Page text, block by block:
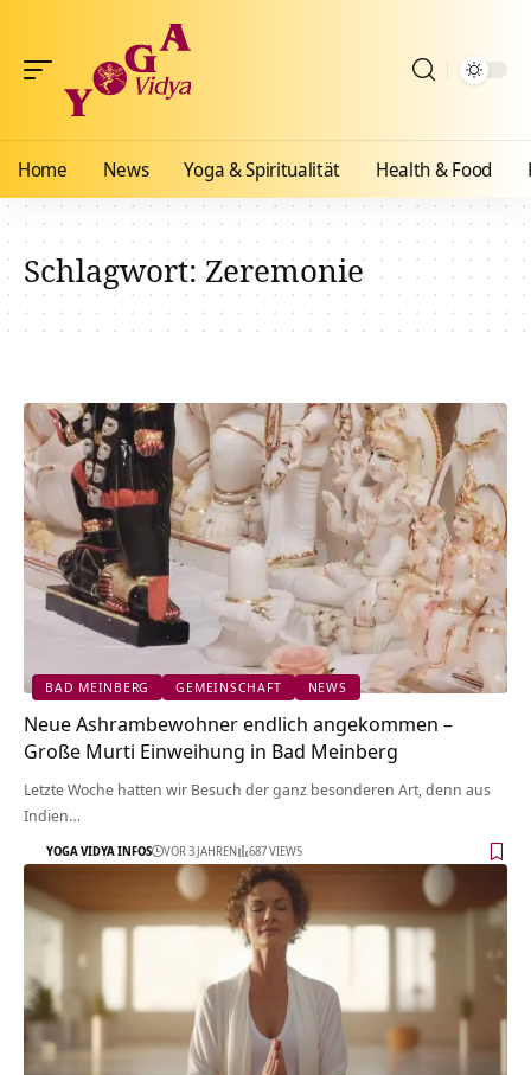
Home News Yoga & Spiritualität Health & Food
Schlagwort:Zeremonie
BAD MEINBERG GEMEINSCHAFT NEWS
Neue Ashrambewohner endlich angekommen –
Große Murti Einweihung in Bad Meinberg
Letzte Woche hatten wir Besuch der ganz besonderen Art, denn aus
Indien…
YOGA VIDYA INFOS VOR 3 JAHREN 687 VIEWS